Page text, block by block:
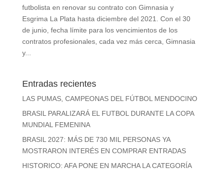
futbolista en renovar su contrato con Gimnasia y
Esgrima La Plata hasta diciembre del 2021. Con el 30
de junio, fecha límite para los vencimientos de los
contratos profesionales, cada vez más cerca, Gimnasia
y...
Entradas recientes
LAS PUMAS, CAMPEONAS DEL FÚTBOL MENDOCINO
BRASIL PARALIZARÁ EL FUTBOL DURANTE LA COPA
MUNDIAL FEMENINA
BRASIL 2027: MÁS DE 730 MIL PERSONAS YA
MOSTRARON INTERÉS EN COMPRAR ENTRADAS
HISTORICO: AFA PONE EN MARCHA LA CATEGORÍA